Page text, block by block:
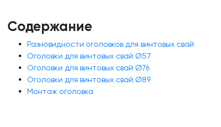
Содержание
Разновидности оголовков для винтовых свай
Оголовки для винтовых свай Ø57
Оголовки для винтовых свай Ø76
Оголовки для винтовых свай Ø89
Монтаж оголовка